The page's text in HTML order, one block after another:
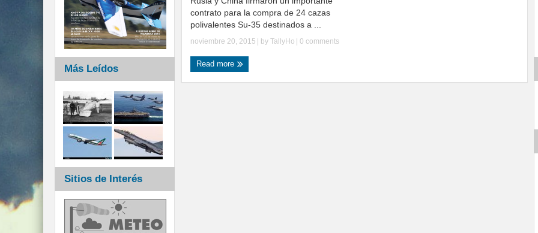
contrato para la compra de 24 cazas
polivalentes Su-35 destinados a ...
noviembre 20, 2015 | by TallyHo 0 comments
Read more
Más Leídos
Sitios de Interés